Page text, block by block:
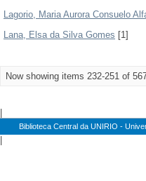
Lagorio, Maria Aurora Consuelo
Lana, Elsa da Silva Gomes [1]
Now showing items 232-251 of
Biblioteca Central da UNIRIO -